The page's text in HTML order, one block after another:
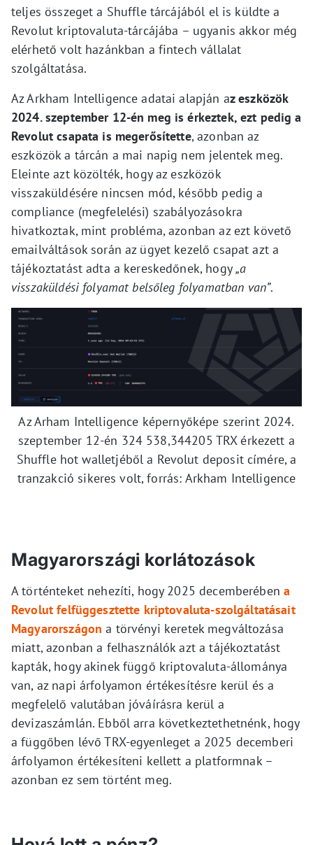
teljes összeget a Shuffle tárcájából el is küldte a
Revolut kriptovaluta-tárcájába – ugyanis akkor még
elérhető volt hazánkban a fintech vállalat
szolgáltatása.
Az Arkham Intelligence adatai alapján az eszközök
2024. szeptember 12-én meg is érkeztek, ezt pedig a
Revolut csapata is megerősítette, azonban az
eszközök a tárcán a mai napig nem jelentek meg.
Eleinte azt közölték, hogy az eszközök
visszaküldésére nincsen mód, később pedig a
compliance (megfelelési) szabályozásokra
hivatkoztak, mint probléma, azonban az ezt követő
emailváltások során az ügyet kezelő csapat azt a
tájékoztatást adta a kereskedőnek, hogy„a
visszaküldési folyamat belsőleg folyamatban van”.
Az Arham Intelligence képernyőképe szerint 2024.
szeptember 12-én 324 538,344205 TRX érkezett a
Shuffle hot walletjéből a Revolut deposit címére, a
tranzakció sikeres volt, forrás: Arkham Intelligence
Magyarországi korlátozások
A történteket nehezíti, hogy 2025 decemberébena
Revolut felfüggesztette kriptovaluta-szolgáltatásait
Magyarországon a törvényi keretek megváltozása
miatt, azonban a felhasználók azt a tájékoztatást
kapták, hogy akinek függő kriptovaluta-állománya
van, az napi árfolyamon értékesítésre kerül és a
megfelelő valutában jóváírásra kerül a
devizaszámlán. Ebből arra következtethetnénk, hogy
a függőben lévő TRX-egyenleget a 2025 decemberi
árfolyamon értékesíteni kellett a platformnak –
azonban ez sem történt meg.